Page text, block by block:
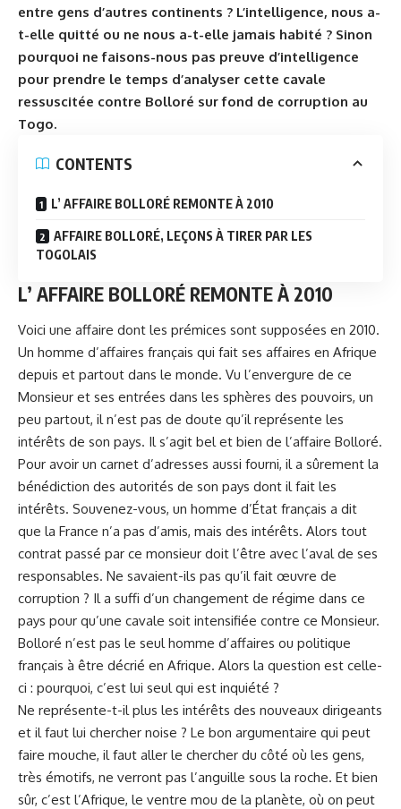
entre gens d’autres continents ? L’intelligence, nous a-
t-elle quitté ou ne nous a-t-elle jamais habité ? Sinon
pourquoi ne faisons-nous pas preuve d’intelligence
pour prendre le temps d’analyser cette cavale
ressuscitée contre Bolloré sur fond de corruption au
Togo.
CONTENTS
L’ AFFAIRE BOLLORÉ REMONTE À 2010
AFFAIRE BOLLORÉ, LEÇONS À TIRER PAR LES
TOGOLAIS
L’ AFFAIRE BOLLORÉ REMONTE À 2010
Voici une affaire dont les prémices sont supposées en 2010.
Un homme d’affaires français qui fait ses affaires en Afrique
depuis et partout dans le monde. Vu l’envergure de ce
Monsieur et ses entrées dans les sphères des pouvoirs, un
peu partout, il n’est pas de doute qu’il représente les
intérêts de son pays. Il s’agit bel et bien de l’affaire Bolloré.
Pour avoir un carnet d’adresses aussi fourni, il a sûrement la
bénédiction des autorités de son pays dont il fait les
intérêts. Souvenez-vous, un homme d’État français a dit
que la France n’a pas d’amis, mais des intérêts. Alors tout
contrat passé par ce monsieur doit l’être avec l’aval de ses
responsables. Ne savaient-ils pas qu’il fait œuvre de
corruption ? Il a suffi d’un changement de régime dans ce
pays pour qu’une cavale soit intensifiée contre ce Monsieur.
Bolloré n’est pas le seul homme d’affaires ou politique
français à être décrié en Afrique. Alors la question est celle-
ci : pourquoi, c’est lui seul qui est inquiété ?
Ne représente-t-il plus les intérêts des nouveaux dirigeants
et il faut lui chercher noise ? Le bon argumentaire qui peut
faire mouche, il faut aller le chercher du côté où les gens,
très émotifs, ne verront pas l’anguille sous la roche. Et bien
sûr, c’est l’Afrique, le ventre mou de la planète, où on peut